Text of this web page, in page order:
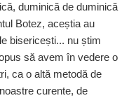
duminică de duminică
Botez, aceștia au
bisericești... nu știm
să avem în vedere o
ca o altă metodă de
curente, de